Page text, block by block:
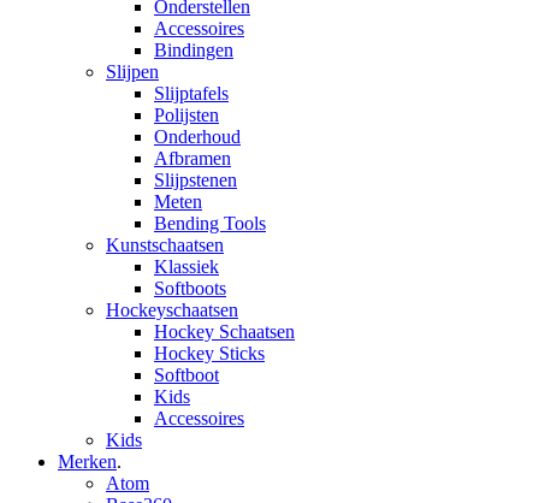
Onderstellen
Accessoires
Bindingen
Slijpen
Slijptafels
Polijsten
Onderhoud
Afbramen
Slijpstenen
Meten
Bending Tools
Kunstschaatsen
Klassiek
Softboots
Hockeyschaatsen
Hockey Schaatsen
Hockey Sticks
Softboot
Kids
Accessoires
Kids
Merken.
Atom